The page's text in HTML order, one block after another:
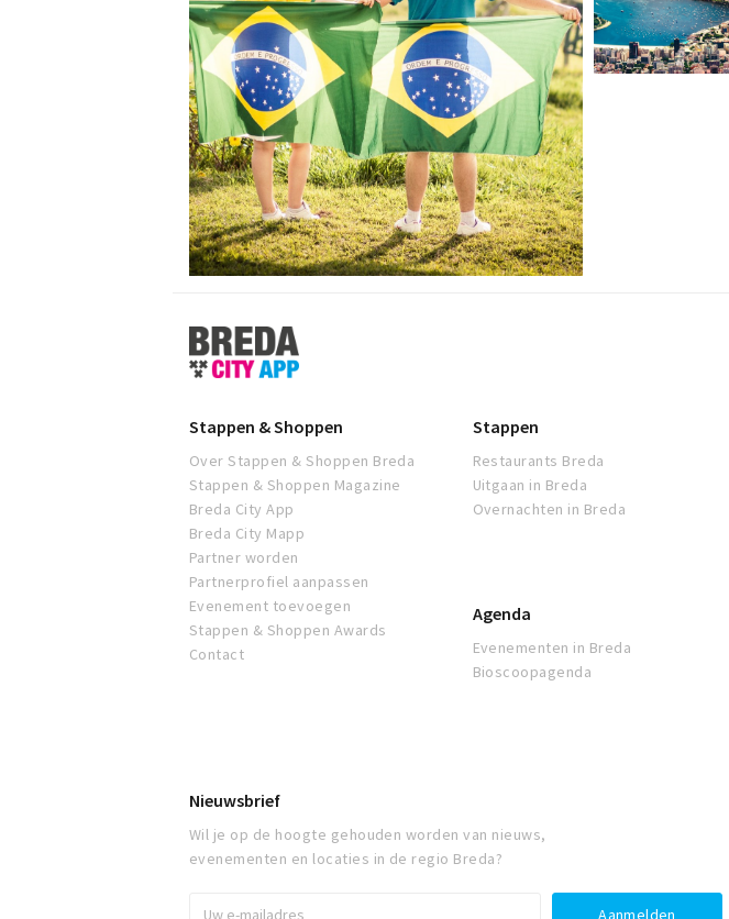
Stappen
&
Shoppen
Stappen & Shoppen
Over Stappen & Shoppen Breda
Stappen & Shoppen Magazine
Breda City App
Breda City Mapp
Partner worden
Partnerprofiel aanpassen
Evenement toevoegen
Stappen & Shoppen Awards
Contact
Stappen
Restaurants Breda
Uitgaan in Breda
Overnachten in Breda
Agenda
Evenementen in Breda
Bioscoopagenda
Nieuwsbrief
Wil je op de hoogte gehouden worden van nieuws,
evenementen en locaties in de regio Breda?